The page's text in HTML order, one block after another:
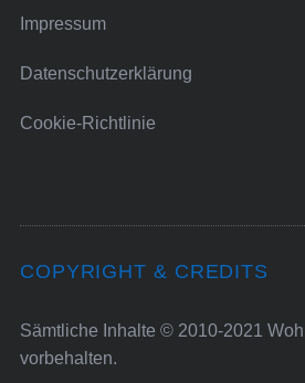
Impressum
Datenschutzerklärung
Cookie-Richtlinie
COPYRIGHT & CREDITS
Sämtliche Inhalte © 2010-2021
vorbehalten.